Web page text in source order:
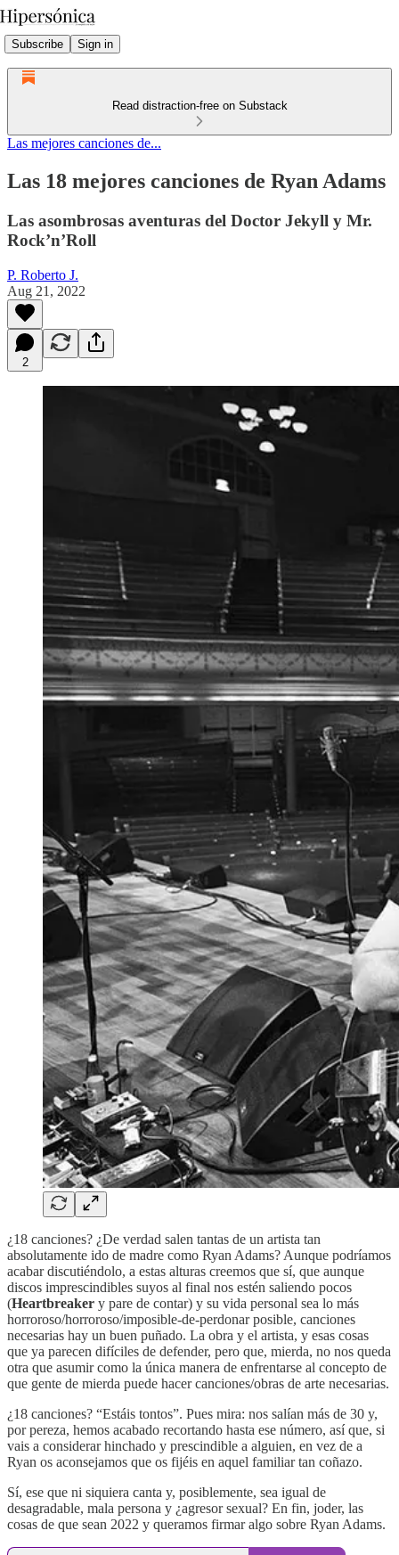
Subscribe Sign in
Read distraction-free on Substack
Las mejores canciones de...
Las 18 mejores canciones de Ryan Adams
Las asombrosas aventuras del Doctor Jekyll y Mr.
Rock’n’Roll
P. Roberto J.
Aug 21, 2022
2
¿18 canciones? ¿De verdad salen tantas de un artista tan
absolutamente ido de madre como Ryan Adams? Aunque podríamos
acabar discutiéndolo, a estas alturas creemos que sí, que aunque
discos imprescindibles suyos al final nos estén saliendo pocos
(Heartbreaker y pare de contar) y su vida personal sea lo más
horroroso/horroroso/imposible-de-perdonar posible, canciones
necesarias hay un buen puñado. La obra y el artista, y esas cosas
que ya parecen difíciles de defender, pero que, mierda, no nos queda
otra que asumir como la única manera de enfrentarse al concepto de
que gente de mierda puede hacer canciones/obras de arte necesarias.
¿18 canciones? “Estáis tontos”. Pues mira: nos salían más de 30 y,
por pereza, hemos acabado recortando hasta ese número, así que, si
vais a considerar hinchado y prescindible a alguien, en vez de a
Ryan os aconsejamos que os fijéis en aquel familiar tan coñazo.
Sí, ese que ni siquiera canta y, posiblemente, sea igual de
desagradable, mala persona y ¿agresor sexual? En fin, joder, las
cosas de que sean 2022 y queramos firmar algo sobre Ryan Adams.